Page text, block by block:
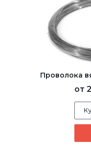
Проволока
от